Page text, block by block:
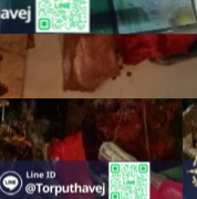
ก่อนลงมือทำ บาง
เรื่องดีและเรื่องที่ค
น้อยเพียงใด สิ่งส